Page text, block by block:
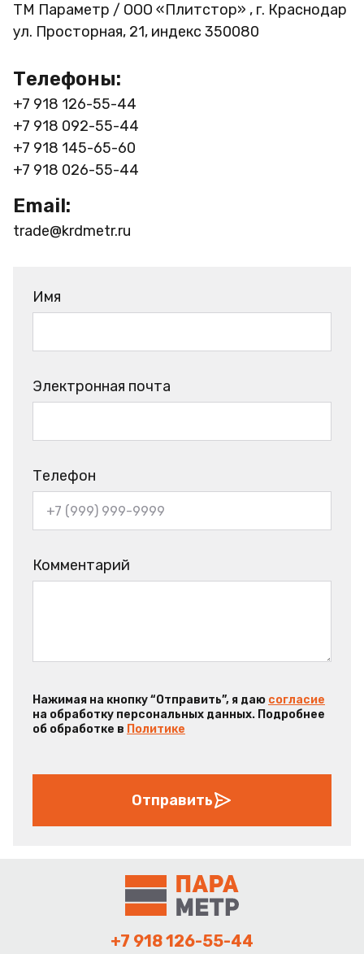
ТМ Параметр / ООО «Плитстор» , г. Краснодар
ул. Просторная, 21, индекс 350080
Телефоны:
+7 918 126-55-44
+7 918 092-55-44
+7 918 145-65-60
+7 918 026-55-44
Email:
trade@krdmetr.ru
Имя
Электронная почта
Телефон
Комментарий
Нажимая на кнопку “Отправить”, я даю согласие
на обработку персональных данных. Подробнее
об обработке в Политике
Отправить
+7 918 126-55-44